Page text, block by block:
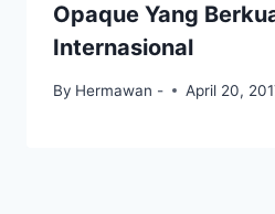
Opaque Yang
Internasional
By Hermawan - April 20,